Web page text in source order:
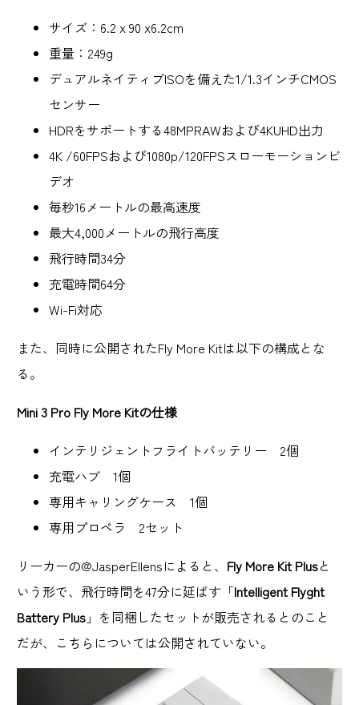
サイズ：6.2 x 90 x6.2cm
重量：249g
デュアルネイティブISOを備えた1/1.3インチCMOS
センサー
HDRをサポートする48MPRAWおよび4KUHD出力
4K /60FPSおよび1080p/120FPSスローモーションビ
デオ
毎秒16メートルの最高速度
最大4,000メートルの飛行高度
飛行時間34分
充電時間64分
Wi-Fi対応
また、同時に公開されたFly More Kitは以下の構成とな
る。
Mini 3 Pro Fly More Kitの仕様
インテリジェントフライトバッテリー 2個
充電ハブ 1個
専用キャリングケース 1個
専用プロペラ 2セット
リーカーの@JasperEllensによると、 Fly More Kit Plusと
いう形で、飛行時間を47分に延ばす「Intelligent Flyght
Battery Plus 」を同梱したセットが販売されるとのこと
だが、こちらについては公開されていない。